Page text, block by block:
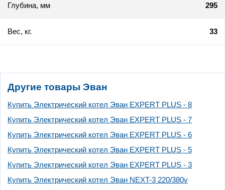
Глубина, мм 295
Вес, кг. 33
Другие товары Эван
Купить Электрический котел Эван EXPERT PLUS - 8
Купить Электрический котел Эван EXPERT PLUS - 7
Купить Электрический котел Эван EXPERT PLUS - 6
Купить Электрический котел Эван EXPERT PLUS - 5
Купить Электрический котел Эван EXPERT PLUS - 3
Купить Электрический котел Эван NEXT-3 220/380v